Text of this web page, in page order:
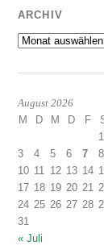
ARCHIV
Archiv
August 2026
M D M D F
1
3
4 5 6 7 8
10 11 12 13 14
17 18 19 20 21
24 25 26 27 28
31
« Juli